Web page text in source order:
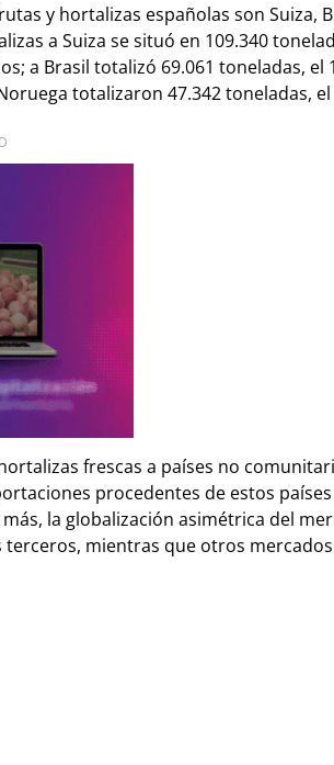
y hortalizas españolas son Suiza,
a Suiza se situó en 109.340
a Brasil totalizó 69.061 toneladas, el
totalizaron 47.342 toneladas,
frescas a países no
procedentes de estos
la globalización asimétrica del
mientras que otros